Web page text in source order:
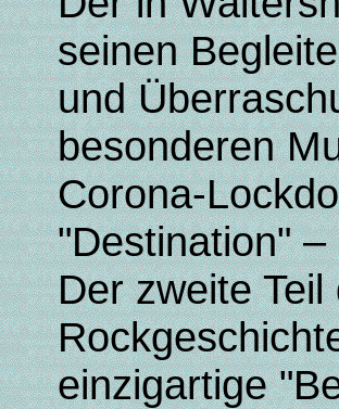
seinen
und
besonderen
Corona-
"Destination"
Der zweite
einzigartige